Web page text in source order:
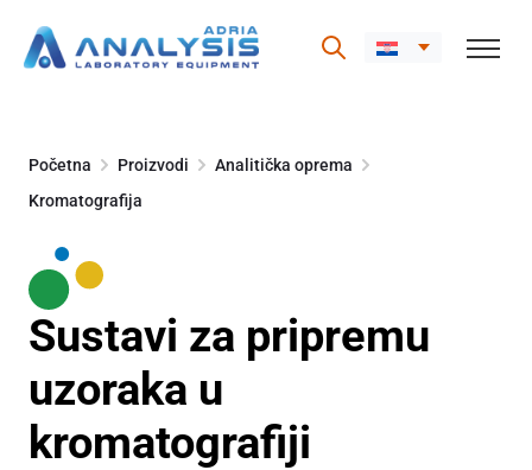
content
Početna Proizvodi
Analitička oprema
Kromatografija
Sustavi za pripremu
uzoraka u
kromatografiji